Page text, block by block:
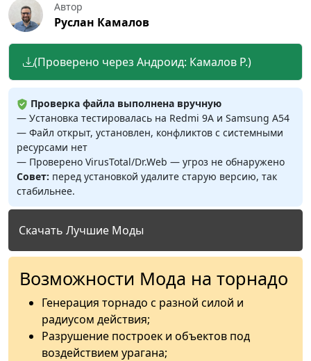
Автор
Руслан Камалов
(Проверено через Андроид: Камалов Р.)
Проверка файла выполнена вручную
— Установка тестировалась на Redmi 9A и Samsung A54
— Файл открыт, установлен, конфликтов с системными
ресурсами нет
— Проверено VirusTotal/Dr.Web — угроз не обнаружено
Совет: перед установкой удалите старую версию, так
стабильнее.
Скачать Лучшие Моды
Возможности Мода на торнадо
Генерация торнадо с разной силой и
радиусом действия;
Разрушение построек и объектов под
воздействием урагана;